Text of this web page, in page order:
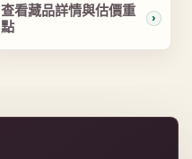
查看藏品詳情與估價重
點